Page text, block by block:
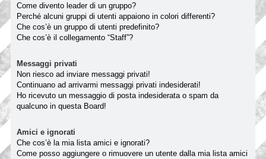
Come divento leader di un gruppo?
Perché alcuni gruppi di utenti appaiono in colori differenti?
Che cos’è un gruppo di utenti predefinito?
Che cos’è il collegamento “Staff”?
Messaggi privati
Non riesco ad inviare messaggi privati!
Continuano ad arrivarmi messaggi privati indesiderati!
Ho ricevuto un messaggio di posta indesiderata o spam da
qualcuno in questa Board!
Amici e ignorati
Che cos’è la mia lista amici e ignorati?
Come posso aggiungere o rimuovere un utente dalla mia lista amici